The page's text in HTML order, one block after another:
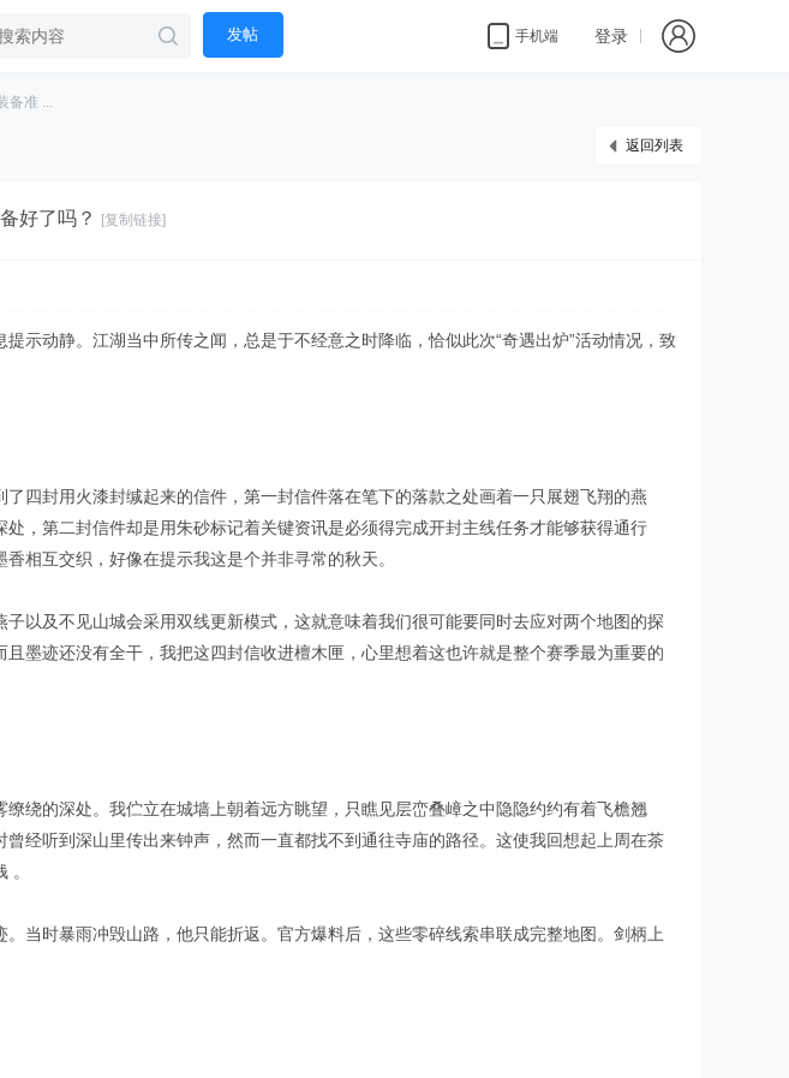
发帖 手机端 登录
备准 ...
返回列表
好了吗？ [复制链接]
示动静。江湖当中所传之闻，总是于不经意之时降临，恰似此次“奇遇出炉”活动情况，致
四封用火漆封缄起来的信件，第一封信件落在笔下的落款之处画着一只展翅飞翔的燕
，第二封信件却是用朱砂标记着关键资讯是必须得完成开封主线任务才能够获得通行
相互交织，好像在提示我这是个并非寻常的秋天。
以及不见山城会采用双线更新模式，这就意味着我们很可能要同时去应对两个地图的探
墨迹还没有全干，我把这四封信收进檀木匣，心里想着这也许就是整个赛季最为重要的
绕的深处。我伫立在城墙上朝着远方眺望，只瞧见层峦叠嶂之中隐隐约约有着飞檐翘
经听到深山里传出来钟声，然而一直都找不到通往寺庙的路径。这使我回想起上周在茶
。
当时暴雨冲毁山路，他只能折返。官方爆料后，这些零碎线索串联成完整地图。剑柄上